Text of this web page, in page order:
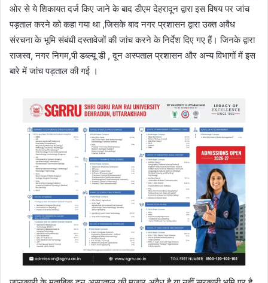
ओर से ये शिकायत दर्ज किए जाने के बाद डीएम देहरादून द्वारा इस विषय पर जांच
पड़ताल करने को कहा गया था ,जिसके बाद नगर प्रशासन द्वारा उक्त अवैध
संरचना के भूमि संबंधी दस्तावेजों की जांच करने के निर्देश दिए गए हैं। जिनके द्वारा
राजस्व, नगर निगम,पी डब्ल्यू डी , दून अस्पताल प्रशासन और अन्य विभागों में इस
बारे में जांच पड़ताल की गई ।